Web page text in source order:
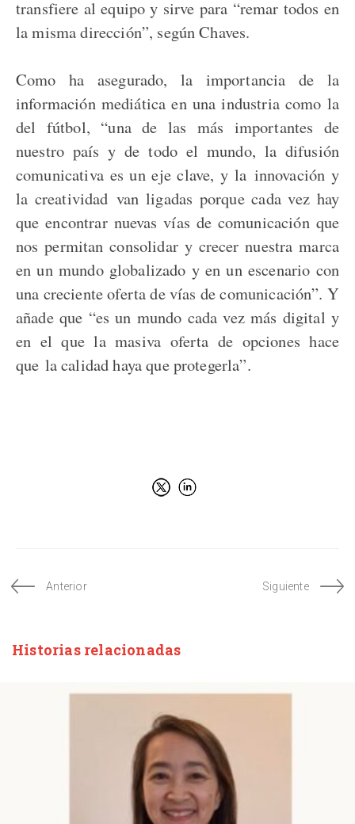
transfiere al equipo y sirve para “remar todos en
la misma dirección”, según Chaves.
Como ha asegurado, la importancia de la
información mediática en una industria como la
del fútbol, “una de las más importantes de
nuestro país y de todo el mundo, la difusión
comunicativa es un eje clave, y la innovación y
la creatividad van ligadas porque cada vez hay
que encontrar nuevas vías de comunicación que
nos permitan consolidar y crecer nuestra marca
en un mundo globalizado y en un escenario con
una creciente oferta de vías de comunicación”. Y
añade que “es un mundo cada vez más digital y
en el que la masiva oferta de opciones hace
que la calidad haya que protegerla”.
Anterior Siguiente
Historias relacionadas